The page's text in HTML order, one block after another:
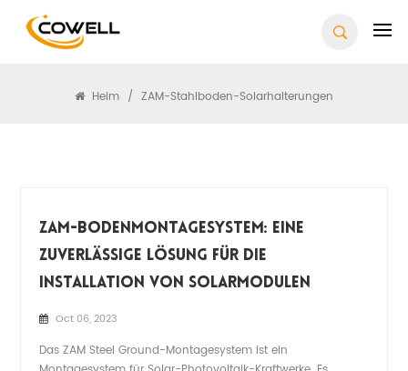
Heim / ZAM-Stahlboden-Solarhalterungen
ZAM-Bodenmontagesystem: Eine
Zuverlässige Lösung Für Die
Installation Von Solarmodulen
Oct 06, 2023
Das ZAM Steel Ground-Montagesystem ist ein